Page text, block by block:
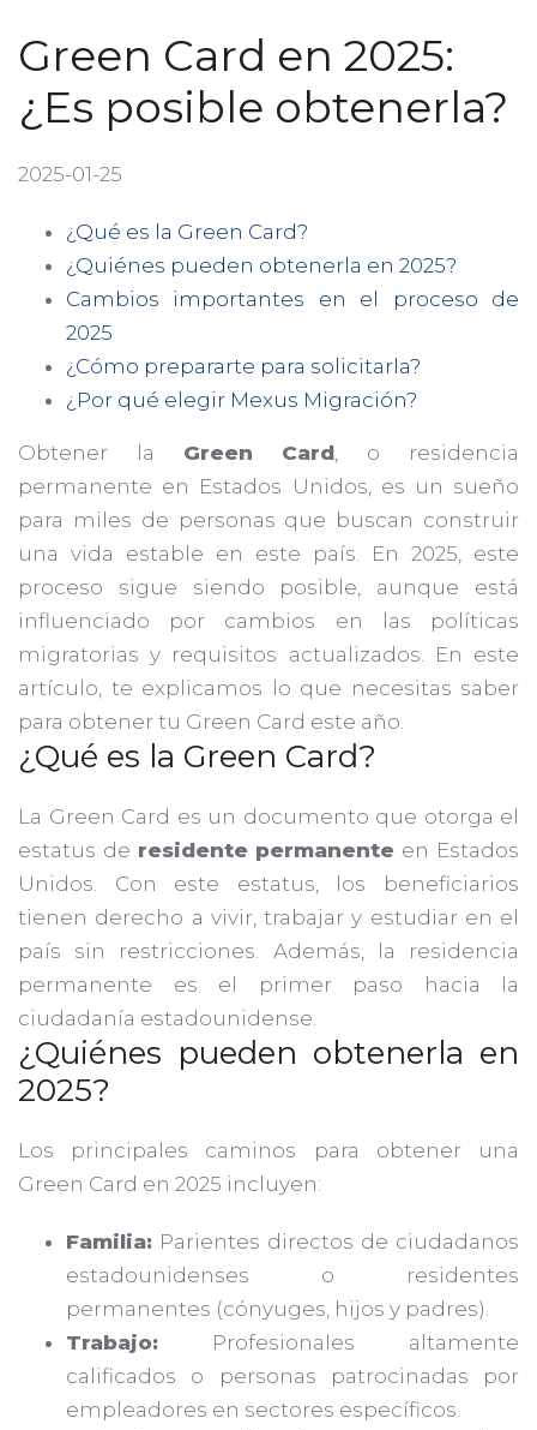
Green Card en 2025:
¿Es posible obtenerla?
2025-01-25
¿Qué es la Green Card?
¿Quiénes pueden obtenerla en 2025?
Cambios importantes en el proceso de
2025
¿Cómo prepararte para solicitarla?
¿Por qué elegir Mexus Migración?
Obtener la Green Card, o residencia
permanente en Estados Unidos, es un sueño
para miles de personas que buscan construir
una vida estable en este país. En 2025, este
proceso sigue siendo posible, aunque está
influenciado por cambios en las políticas
migratorias y requisitos actualizados. En este
artículo, te explicamos lo que necesitas saber
para obtener tu Green Card este año.
¿Qué es la Green Card?
La Green Card es un documento que otorga el
estatus de residente permanente en Estados
Unidos. Con este estatus, los beneficiarios
tienen derecho a vivir, trabajar y estudiar en el
país sin restricciones. Además, la residencia
permanente es el primer paso hacia la
ciudadanía estadounidense.
¿Quiénes pueden obtenerla en
2025?
Los principales caminos para obtener una
Green Card en 2025 incluyen:
Familia: Parientes directos de ciudadanos
estadounidenses o residentes
permanentes (cónyuges, hijos y padres).
Trabajo: Profesionales altamente
calificados o personas patrocinadas por
empleadores en sectores específicos.